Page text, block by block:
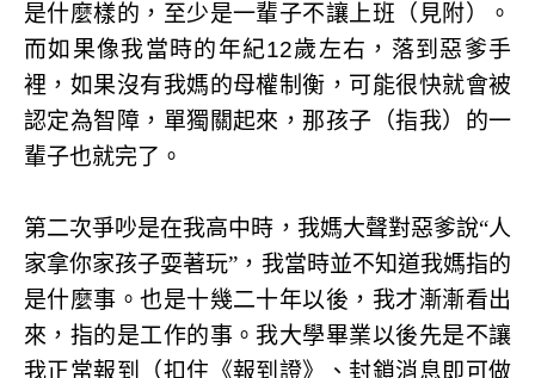
是什麼樣的，至少是一輩子不讓上班（見附）。
而如果像我當時的年紀12歲左右，落到惡爹手
裡，如果沒有我媽的母權制衡，可能很快就會被
認定為智障，單獨關起來，那孩子（指我）的一
輩子也就完了。
第二次爭吵是在我高中時，我媽大聲對惡爹說“人
家拿你家孩子耍著玩”，我當時並不知道我媽指的
是什麼事。也是十幾二十年以後，我才漸漸看出
來，指的是工作的事。我大學畢業以後先是不讓
我正常報到（扣住《報到證》、封鎖消息即可做